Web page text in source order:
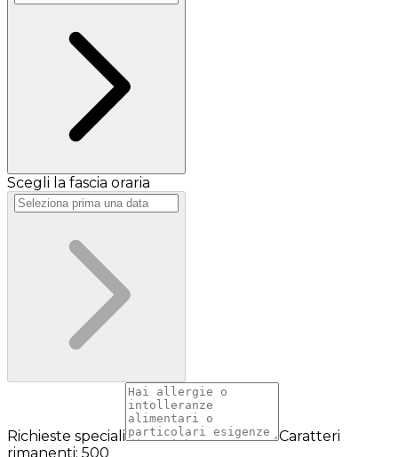
Scegli la fascia oraria
Richieste speciali
Caratteri
rimanenti: 500